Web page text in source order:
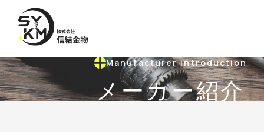
Manufacturer introduction
メーカー紹介